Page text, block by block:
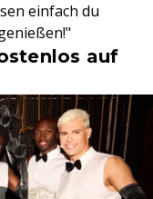
einfach du
auf